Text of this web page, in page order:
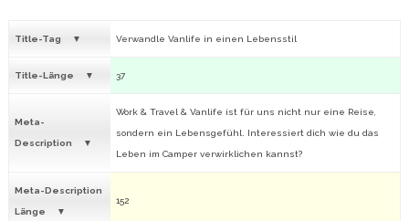
Title-Tag Verwandle Vanlife in einen Lebensstil
Title-Länge 37
Meta-
Description
Work & Travel & Vanlife ist für uns nicht nur eine Reise,
sondern ein Lebensgefühl. Interessiert dich wie du das
Leben im Camper verwirklichen kannst?
Meta-Description
Länge
152